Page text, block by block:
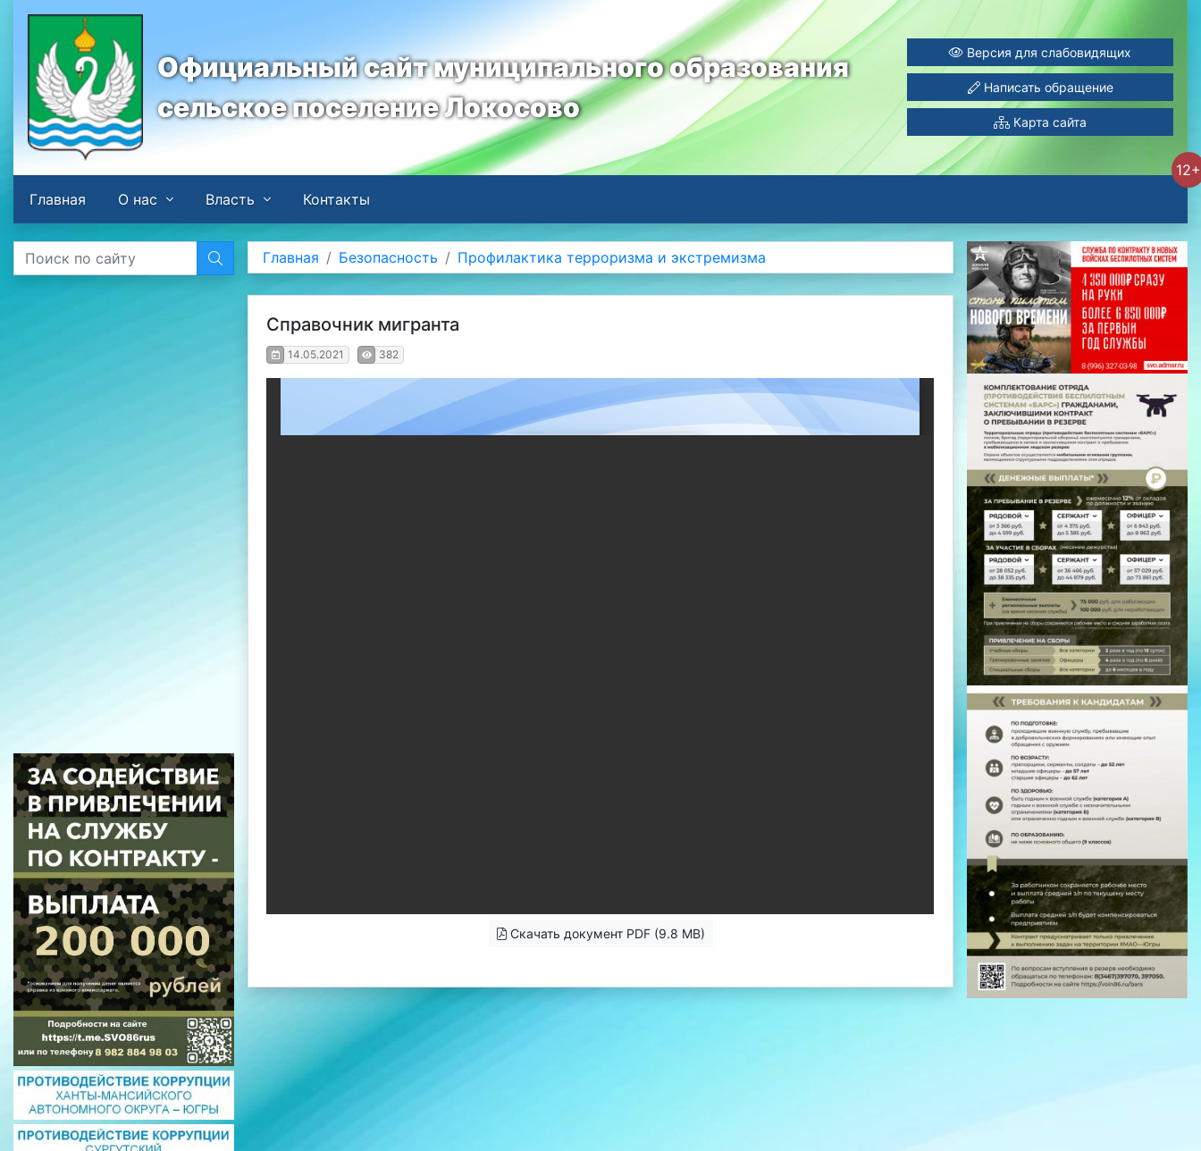
Официальный сайт муниципального образования
сельское поселение Локосово
Версия для слабовидящих
Написать обращение
Карта сайта
12+
Главная
О нас Власть Контакты
Главная Безопасность Профилактика терроризма и экстремизма
Cправочник мигранта
14.05.2021 382
Скачать документ PDF (9.8 MB)